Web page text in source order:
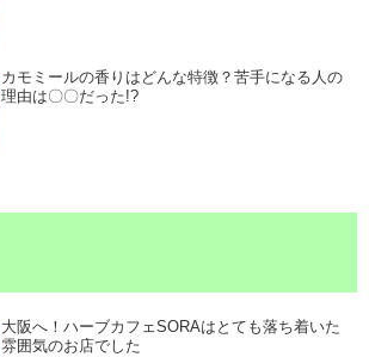
カモミールの香りはどんな特徴？苦手になる人の
理由は〇〇だった!?
大阪へ！ハーブカフェSORAはとても落ち着いた
雰囲気のお店でした